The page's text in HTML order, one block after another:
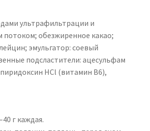
ультрафильтрации и
обезжиренное какао;
эмульгатор: соевый
подсластители: ацесульфам
HCl (витамин B6),
г каждая.